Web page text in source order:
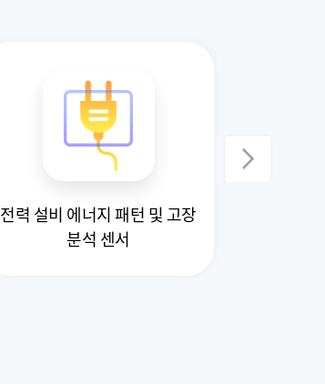
전력 설비 에너지 패턴 및 고장
분석 센서